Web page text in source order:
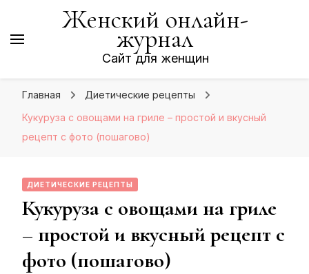
Женский онлайн-
журнал
Сайт для женщин
Главная
Диетические рецепты
Кукуруза с овощами на гриле – простой и вкусный
рецепт с фото (пошагово)
ДИЕТИЧЕСКИЕ РЕЦЕПТЫ
Кукуруза с овощами на гриле
– простой и вкусный рецепт с
фото (пошагово)